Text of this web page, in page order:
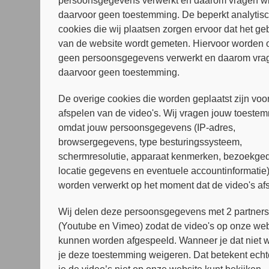
Publicaties
User Perspectives on
De Vries, M.,Begeman, M.,Derksen, M.E.,
Verschenen in JMIR Human Factors, 13 (2026)
Samenwerkingspartners
daarvoor geen toestemming. De beperkt
cookies die wij plaatsen zorgen ervoor dat het
van de website wordt gemeten. Hiervoor worden
geen persoonsgegevens verwerkt en daarom
daarvoor geen toestemming.
De overige cookies die worden geplaatst zijn
afspelen van de video's. Wij vragen jouw
omdat jouw persoonsgegevens (IP-adres,
browsergegevens, type besturingssysteem,
schermresolutie, apparaat kenmerken,
locatie gegevens en eventuele accountinformatie)
worden verwerkt op het moment dat de video's
Wij delen deze persoonsgegevens met 2 partners
(Youtube en Vimeo) zodat de video's op onze
kunnen worden afgespeeld. Wanneer je dat niet
je deze toestemming weigeren. Dat betekent